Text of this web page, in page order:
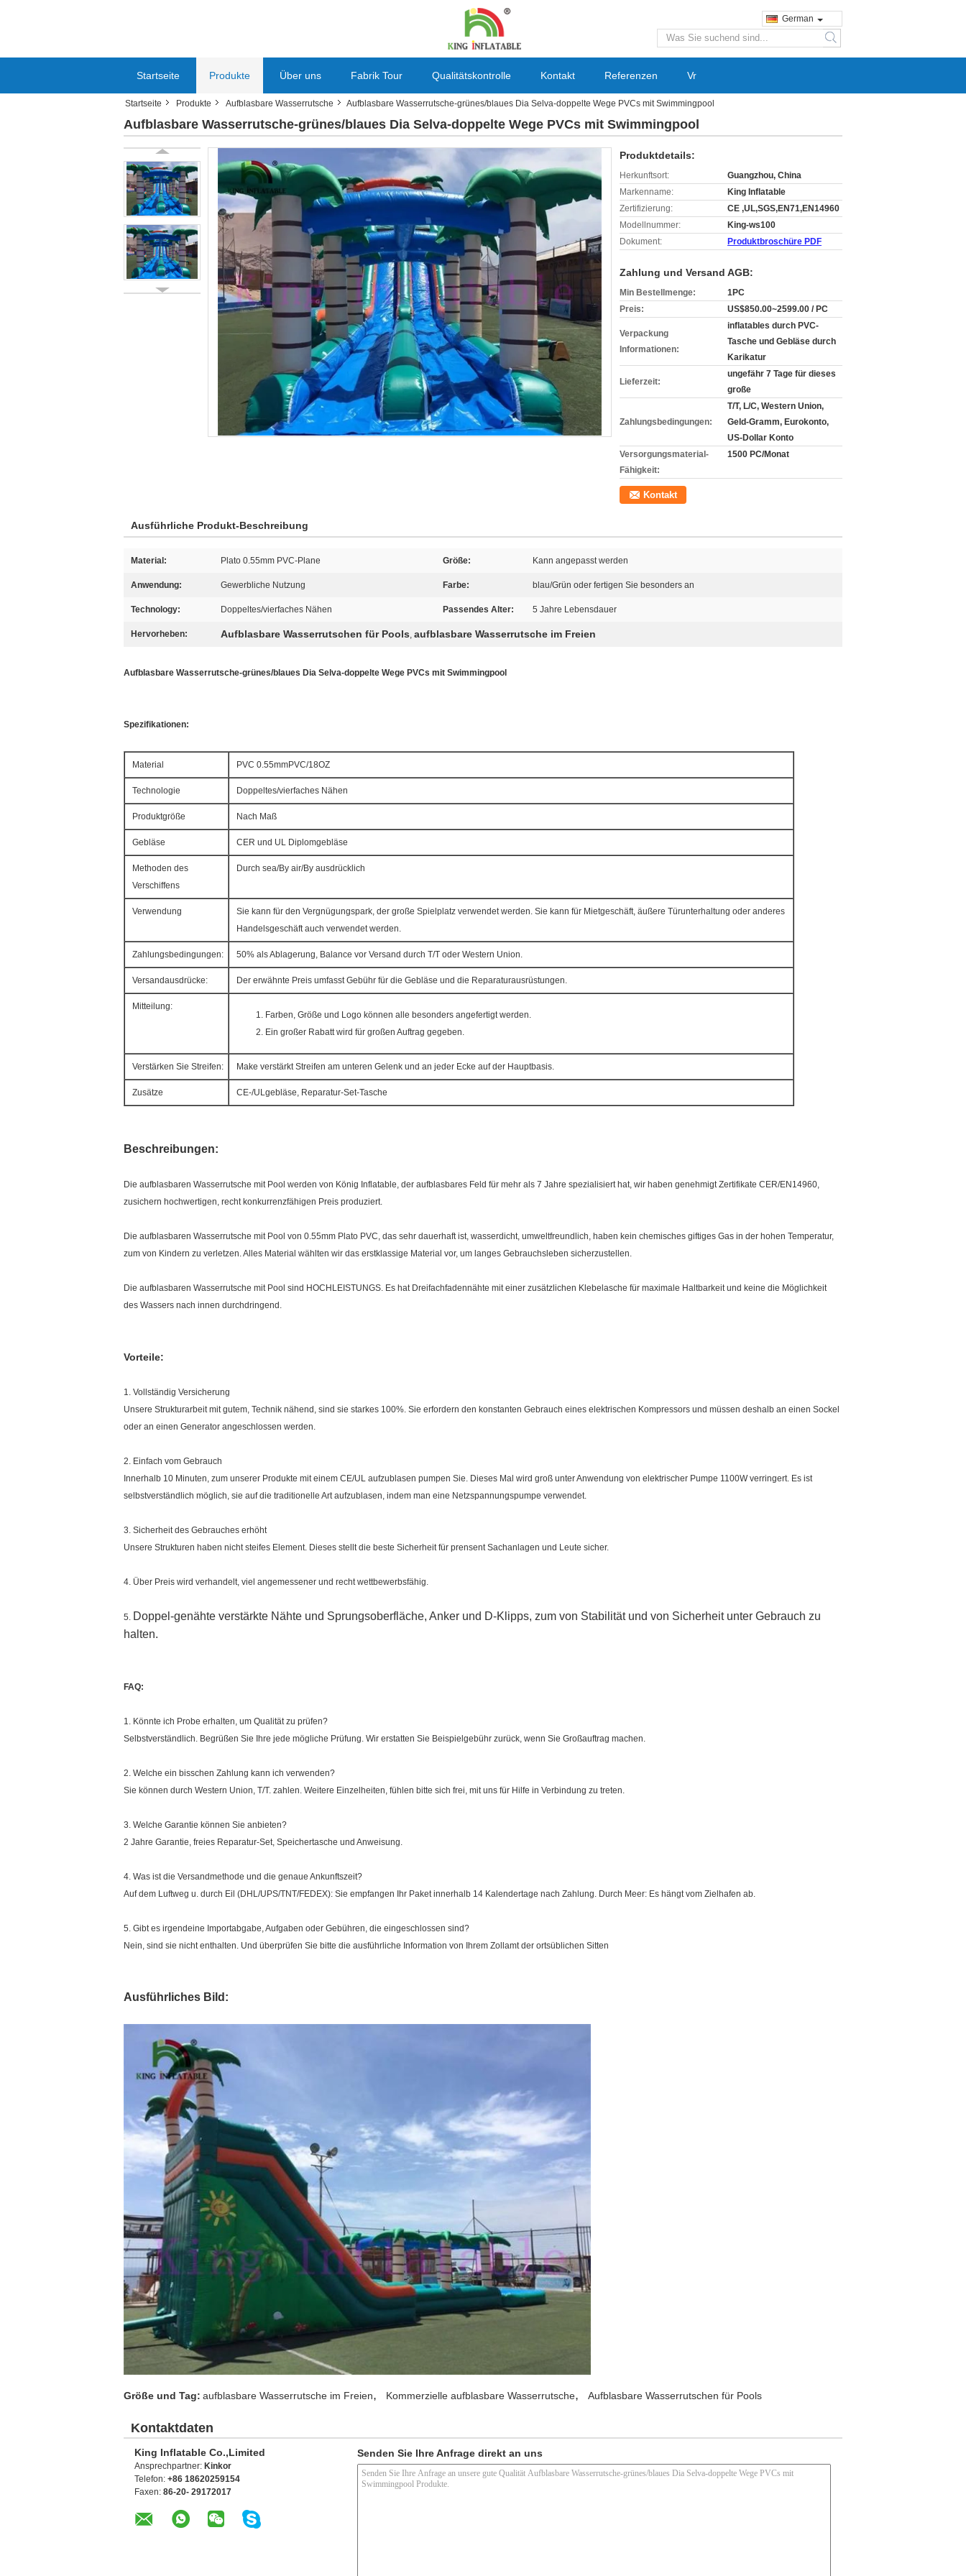
German
search
Startseite Produkte Über uns Fabrik Tour Qualitätskontrolle Kontakt Referenzen Vr
Startseite Produkte Aufblasbare Wasserrutsche Aufblasbare Wasserrutsche-grünes/blaues Dia Selva-doppelte Wege PVCs mit Swimmingpool
Aufblasbare Wasserrutsche-grünes/blaues Dia Selva-doppelte Wege PVCs mit Swimmingpool
Produktdetails:
Herkunftsort:
Guangzhou, China
Markenname:
King Inflatable
Zertifizierung:
CE ,UL,SGS,EN71,EN14960
Modellnummer:
King-ws100
Dokument:
Produktbroschüre PDF
Zahlung und Versand AGB:
Min Bestellmenge:
1PC
Preis:
US$850.00~2599.00 / PC
Verpackung
Informationen:
inflatables durch PVC-
Tasche und Gebläse durch
Karikatur
Lieferzeit:
ungefähr 7 Tage für dieses
große
Zahlungsbedingungen:
T/T, L/C, Western Union,
Geld-Gramm, Eurokonto,
US-Dollar Konto
Versorgungsmaterial-
Fähigkeit:
1500 PC/Monat
Kontakt
Ausführliche Produkt-Beschreibung
Material: Plato 0.55mm PVC-Plane Größe: Kann angepasst werden
Anwendung: Gewerbliche Nutzung Farbe: blau/Grün oder fertigen Sie besonders an
Technology: Doppeltes/vierfaches Nähen Passendes Alter: 5 Jahre Lebensdauer
Hervorheben: Aufblasbare Wasserrutschen für Pools, aufblasbare Wasserrutsche im Freien
Aufblasbare Wasserrutsche-grünes/blaues Dia Selva-doppelte Wege PVCs mit Swimmingpool
Spezifikationen:
Material PVC 0.55mmPVC/18OZ
Technologie Doppeltes/vierfaches Nähen
Produktgröße Nach Maß
Gebläse CER und UL Diplomgebläse
Methoden des
Verschiffens
Durch sea/By air/By ausdrücklich
Verwendung
Sie kann für den Vergnügungspark, der große Spielplatz verwendet werden. Sie kann für Mietgeschäft, äußere Türunterhaltung oder anderes
Handelsgeschäft auch verwendet werden.
Zahlungsbedingungen: 50% als Ablagerung, Balance vor Versand durch T/T oder Western Union.
Versandausdrücke: Der erwähnte Preis umfasst Gebühr für die Gebläse und die Reparaturausrüstungen.
Mitteilung:
Farben, Größe und Logo können alle besonders angefertigt werden.
Ein großer Rabatt wird für großen Auftrag gegeben.
Verstärken Sie Streifen: Make verstärkt Streifen am unteren Gelenk und an jeder Ecke auf der Hauptbasis.
Zusätze CE-/ULgebläse, Reparatur-Set-Tasche
Beschreibungen:
Die aufblasbaren Wasserrutsche mit Pool werden von König Inflatable, der aufblasbares Feld für mehr als 7 Jahre spezialisiert hat, wir haben genehmigt Zertifikate CER/EN14960,
zusichern hochwertigen, recht konkurrenzfähigen Preis produziert.
Die aufblasbaren Wasserrutsche mit Pool von 0.55mm Plato PVC, das sehr dauerhaft ist, wasserdicht, umweltfreundlich, haben kein chemisches giftiges Gas in der hohen Temperatur,
zum von Kindern zu verletzen. Alles Material wählten wir das erstklassige Material vor, um langes Gebrauchsleben sicherzustellen.
Die aufblasbaren Wasserrutsche mit Pool sind HOCHLEISTUNGS. Es hat Dreifachfadennähte mit einer zusätzlichen Klebelasche für maximale Haltbarkeit und keine die Möglichkeit
des Wassers nach innen durchdringend.
Vorteile:
1. Vollständig Versicherung
Unsere Strukturarbeit mit gutem, Technik nähend, sind sie starkes 100%. Sie erfordern den konstanten Gebrauch eines elektrischen Kompressors und müssen deshalb an einen Sockel
oder an einen Generator angeschlossen werden.
2. Einfach vom Gebrauch
Innerhalb 10 Minuten, zum unserer Produkte mit einem CE/UL aufzublasen pumpen Sie. Dieses Mal wird groß unter Anwendung von elektrischer Pumpe 1100W verringert. Es ist
selbstverständlich möglich, sie auf die traditionelle Art aufzublasen, indem man eine Netzspannungspumpe verwendet.
3. Sicherheit des Gebrauches erhöht
Unsere Strukturen haben nicht steifes Element. Dieses stellt die beste Sicherheit für prensent Sachanlagen und Leute sicher.
4. Über Preis wird verhandelt, viel angemessener und recht wettbewerbsfähig.
5. Doppel-genähte verstärkte Nähte und Sprungsoberfläche, Anker und D-Klipps, zum von Stabilität und von Sicherheit unter Gebrauch zu
halten.
FAQ:
1. Könnte ich Probe erhalten, um Qualität zu prüfen?
Selbstverständlich. Begrüßen Sie Ihre jede mögliche Prüfung. Wir erstatten Sie Beispielgebühr zurück, wenn Sie Großauftrag machen.
2. Welche ein bisschen Zahlung kann ich verwenden?
Sie können durch Western Union, T/T. zahlen. Weitere Einzelheiten, fühlen bitte sich frei, mit uns für Hilfe in Verbindung zu treten.
3. Welche Garantie können Sie anbieten?
2 Jahre Garantie, freies Reparatur-Set, Speichertasche und Anweisung.
4. Was ist die Versandmethode und die genaue Ankunftszeit?
Auf dem Luftweg u. durch Eil (DHL/UPS/TNT/FEDEX): Sie empfangen Ihr Paket innerhalb 14 Kalendertage nach Zahlung. Durch Meer: Es hängt vom Zielhafen ab.
5. Gibt es irgendeine Importabgabe, Aufgaben oder Gebühren, die eingeschlossen sind?
Nein, sind sie nicht enthalten. Und überprüfen Sie bitte die ausführliche Information von Ihrem Zollamt der ortsüblichen Sitten
Ausführliches Bild:
Größe und Tag: aufblasbare Wasserrutsche im Freien, Kommerzielle aufblasbare Wasserrutsche, Aufblasbare Wasserrutschen für Pools
Kontaktdaten
King Inflatable Co.,Limited
Ansprechpartner: Kinkor
Telefon: +86 18620259154
Faxen: 86-20- 29172017
Senden Sie Ihre Anfrage direkt an uns